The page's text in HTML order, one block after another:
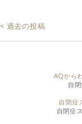
< 過去の投稿
AQから
自
自閉症
自閉症